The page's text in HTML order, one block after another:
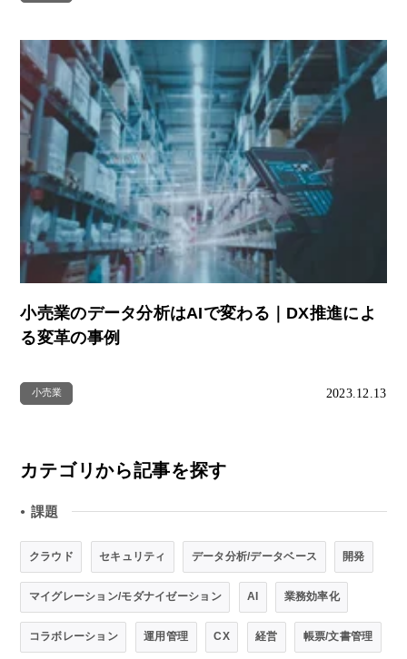
小売業のデータ分析はAIで変わる｜DX推進によ
る変革の事例
小売業 2023.12.13
カテゴリから記事を探す
● 課題
クラウド セキュリティ データ分析/データベース 開発
マイグレーション/モダナイゼーション AI 業務効率化
コラボレーション 運用管理 CX 経営 帳票/文書管理